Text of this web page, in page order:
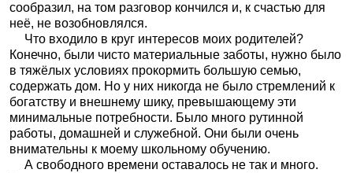
сообразил, на том разговор кончился и, к счастью для
неё, не возобновлялся.
Что входило в круг интересов моих родителей?
Конечно, были чисто материальные заботы, нужно было
в тяжёлых условиях прокормить большую семью,
содержать дом. Но у них никогда не было стремлений к
богатству и внешнему шику, превышающему эти
минимальные потребности. Было много рутинной
работы, домашней и служебной. Они были очень
внимательны к моему школьному обучению.
А свободного времени оставалось не так и много.